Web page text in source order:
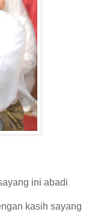
ini abadi
kasih sayang